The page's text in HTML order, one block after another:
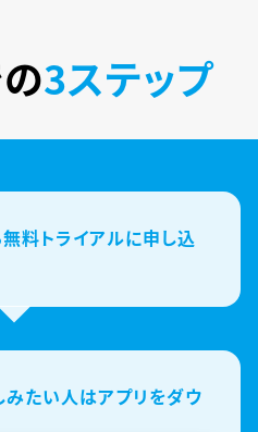
3ステップ
料トライアルに申し込
みたい人はアプリをダウ